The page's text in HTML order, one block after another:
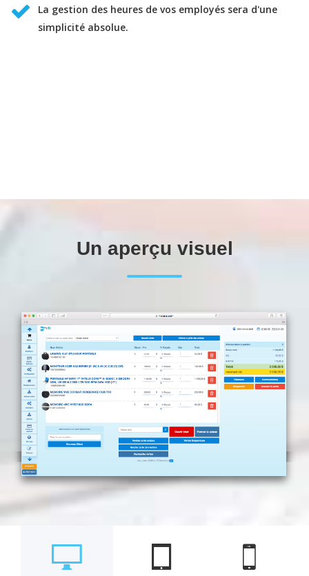
La gestion des heures de vos employés sera d'une
simplicité absolue.
Un aperçu visuel